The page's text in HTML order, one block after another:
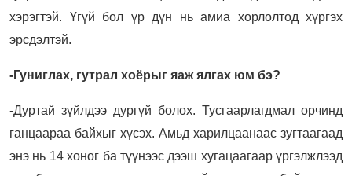
хэрэгтэй. Үгүй бол үр дүн нь амиа хорлолтод хүргэх
эрсдэлтэй.
-Гуниглах, гутрал хоёрыг яаж ялгах юм бэ?
-Дуртай зүйлдээ дургүй болох. Тусгаарлагдмал орчинд
ганцаараа байхыг хүсэх. Амьд харилцаанаас зугтаагаад
энэ нь 14 хоног ба түүнээс дээш хугацаагаар үргэлжлээд